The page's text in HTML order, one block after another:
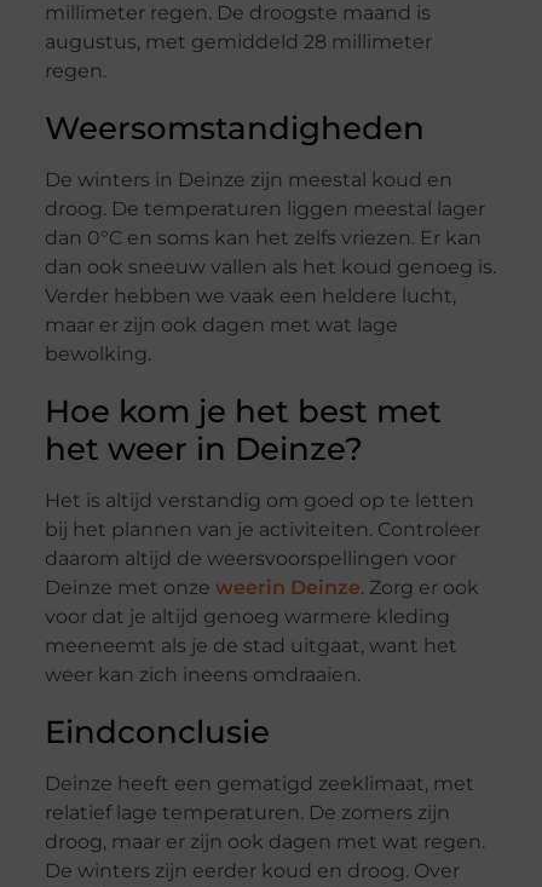
millimeter regen. De droogste maand is
augustus, met gemiddeld 28 millimeter
regen.
Weersomstandigheden
De winters in Deinze zijn meestal koud en
droog. De temperaturen liggen meestal lager
dan 0°C en soms kan het zelfs vriezen. Er kan
dan ook sneeuw vallen als het koud genoeg is.
Verder hebben we vaak een heldere lucht,
maar er zijn ook dagen met wat lage
bewolking.
Hoe kom je het best met
het weer in Deinze?
Het is altijd verstandig om goed op te letten
bij het plannen van je activiteiten. Controleer
daarom altijd de weersvoorspellingen voor
Deinze met onze weerin Deinze. Zorg er ook
voor dat je altijd genoeg warmere kleding
meeneemt als je de stad uitgaat, want het
weer kan zich ineens omdraaien.
Eindconclusie
Deinze heeft een gematigd zeeklimaat, met
relatief lage temperaturen. De zomers zijn
droog, maar er zijn ook dagen met wat regen.
De winters zijn eerder koud en droog. Over